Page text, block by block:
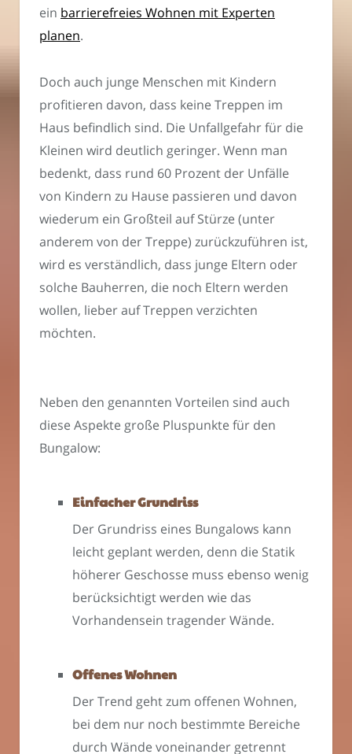
ein barrierefreies Wohnen mit Experten
planen.
Doch auch junge Menschen mit Kindern
profitieren davon, dass keine Treppen im
Haus befindlich sind. Die Unfallgefahr für die
Kleinen wird deutlich geringer. Wenn man
bedenkt, dass rund 60 Prozent der Unfälle
von Kindern zu Hause passieren und davon
wiederum ein Großteil auf Stürze (unter
anderem von der Treppe) zurückzuführen ist,
wird es verständlich, dass junge Eltern oder
solche Bauherren, die noch Eltern werden
wollen, lieber auf Treppen verzichten
möchten.
Neben den genannten Vorteilen sind auch
diese Aspekte große Pluspunkte für den
Bungalow:
Einfacher Grundriss
Der Grundriss eines Bungalows kann
leicht geplant werden, denn die Statik
höherer Geschosse muss ebenso wenig
berücksichtigt werden wie das
Vorhandensein tragender Wände.
Offenes Wohnen
Der Trend geht zum offenen Wohnen,
bei dem nur noch bestimmte Bereiche
durch Wände voneinander getrennt